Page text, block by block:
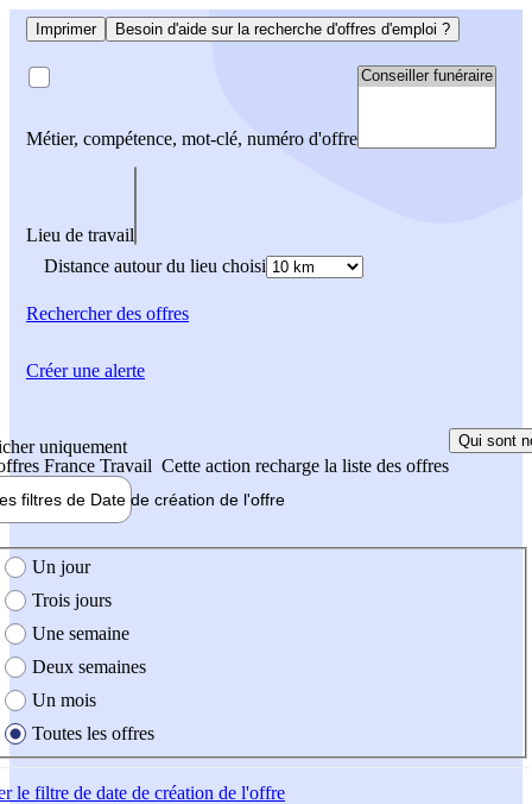
Imprimer Besoin d'aide sur la recherche d'offres d'emploi ?
Métier, compétence, mot-clé, numéro d'offre
Lieu de travail
Distance autour du lieu choisi
Rechercherdes offres
uniquement
France Travail Cette action recharge la liste des offres
Qui sont
filtres de Date de création de l'offre
création de l'offre
Un jour
Trois jours
Une semaine
Deux semaines
Un mois
Toutes les offres
le filtre de date de création de l'offre
Créer une alerte